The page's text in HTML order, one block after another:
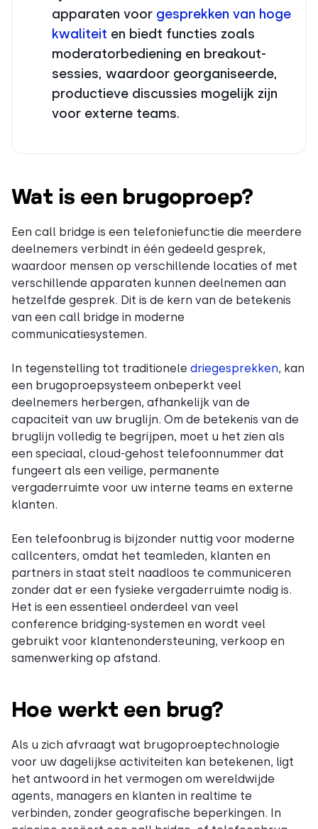
apparaten voor gesprekken van hoge
kwaliteit en biedt functies zoals
moderatorbediening en breakout-
sessies, waardoor georganiseerde,
productieve discussies mogelijk zijn
voor externe teams.
Wat is een brugoproep?
Een call bridge is een telefoniefunctie die meerdere
deelnemers verbindt in één gedeeld gesprek,
waardoor mensen op verschillende locaties of met
verschillende apparaten kunnen deelnemen aan
hetzelfde gesprek. Dit is de kern van de betekenis
van een call bridge in moderne
communicatiesystemen.
In tegenstelling tot traditionele driegesprekken, kan
een brugoproepsysteem onbeperkt veel
deelnemers herbergen, afhankelijk van de
capaciteit van uw bruglijn. Om de betekenis van de
bruglijn volledig te begrijpen, moet u het zien als
een speciaal, cloud-gehost telefoonnummer dat
fungeert als een veilige, permanente
vergaderruimte voor uw interne teams en externe
klanten.
Een telefoonbrug is bijzonder nuttig voor moderne
callcenters, omdat het teamleden, klanten en
partners in staat stelt naadloos te communiceren
zonder dat er een fysieke vergaderruimte nodig is.
Het is een essentieel onderdeel van veel
conference bridging-systemen en wordt veel
gebruikt voor klantenondersteuning, verkoop en
samenwerking op afstand.
Hoe werkt een brug?
Als u zich afvraagt wat brugoproeptechnologie
voor uw dagelijkse activiteiten kan betekenen, ligt
het antwoord in het vermogen om wereldwijde
agents, managers en klanten in realtime te
verbinden, zonder geografische beperkingen. In